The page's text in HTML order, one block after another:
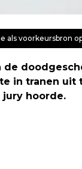
als voorkeursbron
de
in tranen uit
jury hoorde.